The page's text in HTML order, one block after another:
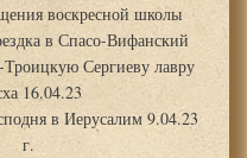
воскресной школы
в Спасо-Вифанский
Сергиеву лавру
16.04.23
в Иерусалим 9.04.23
г.